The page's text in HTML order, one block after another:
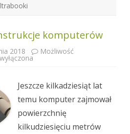
komputerów
2018 Możliwość
Jeszcze kilkadziesiąt lat
temu komputer zajmował
powierzchnię
kilkudziesięciu metrów